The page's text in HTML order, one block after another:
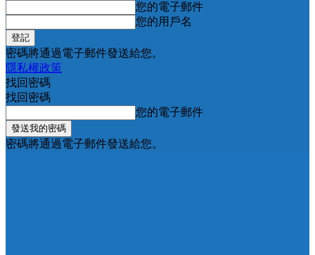
您的電子郵件
您的用戶名
密碼將通過電子郵件發送給您。
隱私權政策
找回密碼
找回密碼
您的電子郵件
密碼將通過電子郵件發送給您。